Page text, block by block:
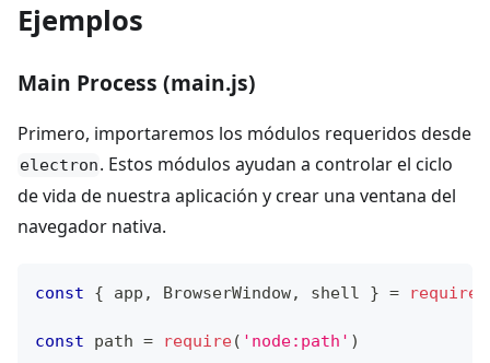
Ejemplos
Main Process (main.js)
Primero, importaremos los módulos requeridos desde
electron. Estos módulos ayudan a controlar el ciclo
de vida de nuestra aplicación y crear una ventana del
navegador nativa.
const { app , BrowserWindow, shell } = require
const path = require( 'node:path' )